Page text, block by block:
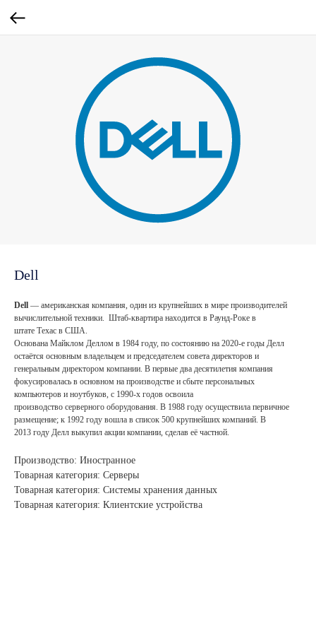
Dell
Dell — американская компания, один из крупнейших в мире производителей
вычислительной техники. Штаб-квартира находится в Раунд-Роке в
штате Техас в США.
Основана Майклом Деллом в 1984 году, по состоянию на 2020-е годы Делл
остаётся основным владельцем и председателем совета директоров и
генеральным директором компании. В первые два десятилетия компания
фокусировалась в основном на производстве и сбыте персональных
компьютеров и ноутбуков, с 1990-х годов освоила
производство серверного оборудования. В 1988 году осуществила первичное
размещение; к 1992 году вошла в список 500 крупнейших компаний. В
2013 году Делл выкупил акции компании, сделав её частной.
Производство: Иностранное
Товарная категория: Серверы
Товарная категория: Системы хранения данных
Товарная категория: Клиентские устройства